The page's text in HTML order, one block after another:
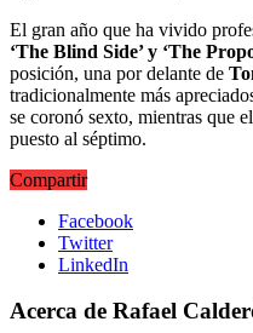
El gran año que ha vivido
‘The Blind Side’ y ‘The
posición, una por delante de
tradicionalmente más
se coronó sexto, mientras que
puesto al séptimo.
Compartir
Facebook
Twitter
LinkedIn
Acerca de Rafael